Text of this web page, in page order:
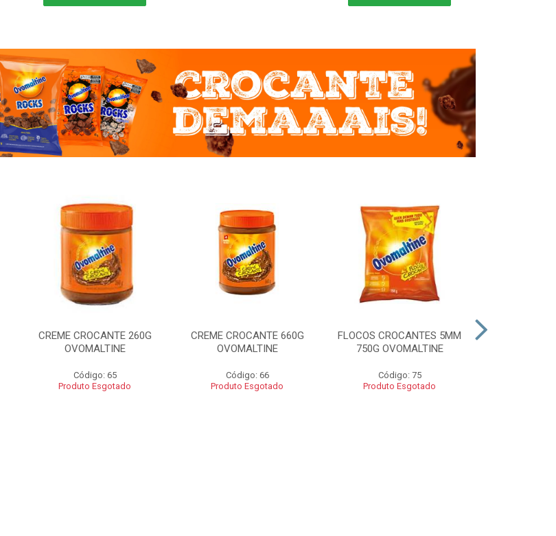
CREME CROCANTE 260G
OVOMALTINE
Código: 65
Produto Esgotado
CREME CROCANTE 660G
OVOMALTINE
Código: 66
Produto Esgotado
FLOCOS CROCANTES 5MM
750G OVOMALTINE
Código: 75
Produto Esgotado